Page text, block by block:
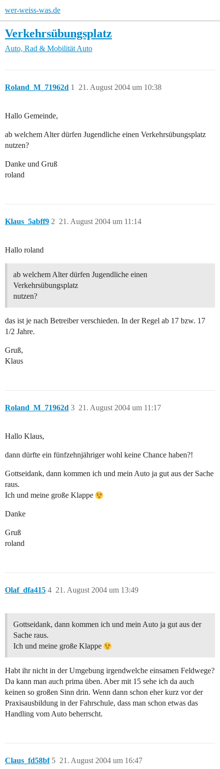
wer-weiss-was.de
Verkehrsübungsplatz
Auto, Rad & Mobilität Auto
Roland_M_71962d 21. August 2004 um 10:38
1
Hallo Gemeinde,
ab welchem Alter dürfen Jugendliche einen Verkehrsübungsplatz
nutzen?
Danke und Gruß
roland
Klaus_5abff9 21. August 2004 um 11:14
2
Hallo roland
ab welchem Alter dürfen Jugendliche einen
Verkehrsübungsplatz
nutzen?
das ist je nach Betreiber verschieden. In der Regel ab 17 bzw. 17
1/2 Jahre.
Gruß,
Klaus
Roland_M_71962d 21. August 2004 um 11:17
3
Hallo Klaus,
dann dürfte ein fünfzehnjähriger wohl keine Chance haben?!
Gottseidank, dann kommen ich und mein Auto ja gut aus der Sache
raus.
Ich und meine große Klappe
Danke
Gruß
roland
Olaf_dfa415 21. August 2004 um 13:49
4
Gottseidank, dann kommen ich und mein Auto ja gut aus der
Sache raus.
Ich und meine große Klappe
Habt ihr nicht in der Umgebung irgendwelche einsamen Feldwege?
Da kann man auch prima üben. Aber mit 15 sehe ich da auch
keinen so großen Sinn drin. Wenn dann schon eher kurz vor der
Praxisausbildung in der Fahrschule, dass man schon etwas das
Handling vom Auto beherrscht.
Claus_fd58bf 21. August 2004 um 16:47
5